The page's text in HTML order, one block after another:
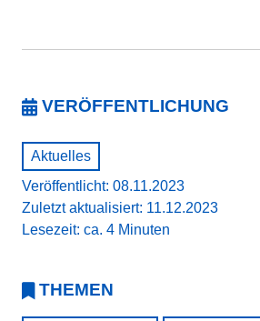
VERÖFFENTLICHUNG
Aktuelles
Veröffentlicht: 08.11.2023
Zuletzt aktualisiert: 11.12.2023
Lesezeit: ca. 4 Minuten
THEMEN